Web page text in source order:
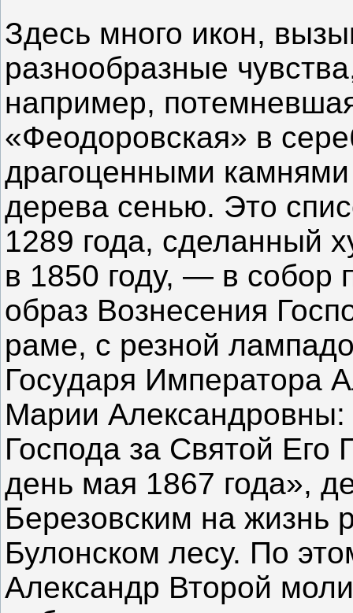
Здесь много икон,
разнообразные
например,
«Феодоровская» в
драгоценными камнями
дерева сенью. Это
1289 года, сделанный
в 1850 году, — в собор
образ Вознесения
раме, с резной
Государя Императора
Марии Александровны:
Господа за Святой
день мая 1867 года»,
Березовским на жизнь
Булонском лесу. По
Александр Второй